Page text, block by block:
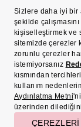
© Victoria's Secret Shaya
markasıdır. Her hakkı